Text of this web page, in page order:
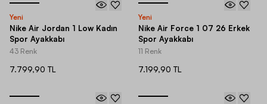
Yeni
Nike Air Jordan 1 Low Kadın
Spor Ayakkabı
43 Renk
7.799,90 TL
Yeni
Nike Air Force 1 07 26 Erkek
Spor Ayakkabı
11 Renk
7.199,90 TL